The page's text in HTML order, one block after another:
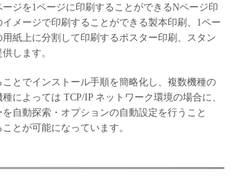
ジを1ページに印刷することができるNページ印
メージで印刷することができる製本印刷、1ペー
紙上に分割して印刷するポスター印刷、スタン
します。
とでインストール手順を簡略化し、複数機種の
によっては TCP/IP ネットワーク環境の場合に、
自動探索・オプションの自動設定を行うこと
とが可能になっています。